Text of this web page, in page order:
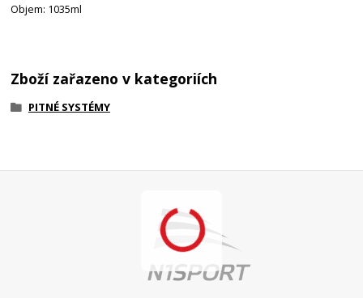
Objem: 1035ml
Zboží zařazeno v kategoriích
PITNÉ SYSTÉMY